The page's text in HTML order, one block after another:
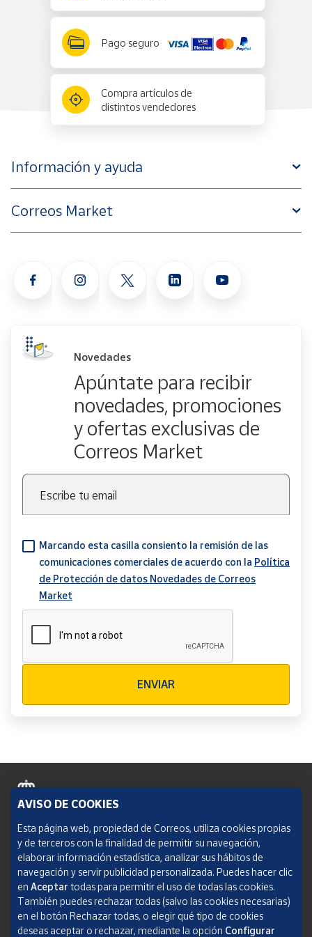
Pago seguro
Compra artículos de
distintos vendedores
Información y ayuda
Correos Market
Novedades
Apúntate para recibir
novedades, promociones
y ofertas exclusivas de
Correos Market
Escribe tu email
Marcando esta casilla consiento la remisión de las
comunicaciones comerciales de acuerdo con la Política
de Protección de datos Novedades de Correos
Market
ENVIAR
Política de cookies
Aviso legal
Condiciones del servicio
Política de Privacidad Web
AVISO DE COOKIES
Esta página web, propiedad de Correos, utiliza cookies propias
y de terceros con la finalidad de permitir su navegación,
elaborar información estadística, analizar sus hábitos de
navegación y servir publicidad personalizada. Puedes hacer clic
en Aceptar todas para permitir el uso de todas las cookies.
También puedes rechazar todas (salvo las cookies necesarias)
en el botón Rechazar todas, o elegir qué tipo de cookies
deseas aceptar o rechazar, mediante la opción Configurar